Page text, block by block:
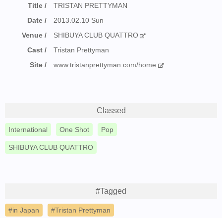
Title
TRISTAN PRETTYMAN
Date
2013.02.10 Sun
Venue
SHIBUYA CLUB QUATTRO
Cast
Tristan Prettyman
Site
www.tristanprettyman.com/home
Classed
International One Shot Pop
SHIBUYA CLUB QUATTRO
#Tagged
in Japan Tristan Prettyman